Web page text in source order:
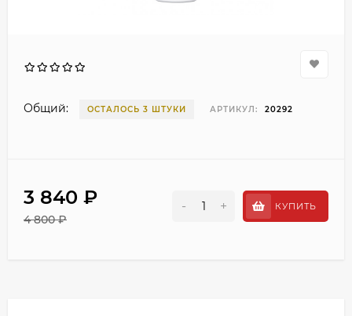
Общий: ОСТАЛОСЬ 3 ШТУКИ АРТИКУЛ: 20292
3 840 ₽
4 800 ₽
- + КУПИТЬ